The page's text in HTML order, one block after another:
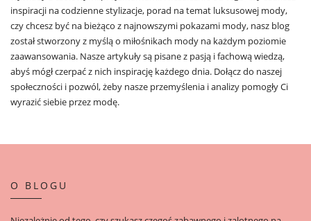
inspiracji na codzienne stylizacje, porad na temat luksusowej mody,
czy chcesz być na bieżąco z najnowszymi pokazami mody, nasz blog
został stworzony z myślą o miłośnikach mody na każdym poziomie
zaawansowania. Nasze artykuły są pisane z pasją i fachową wiedzą,
abyś mógł czerpać z nich inspirację każdego dnia. Dołącz do naszej
społeczności i pozwól, żeby nasze przemyślenia i analizy pomogły Ci
wyrazić siebie przez modę.
O BLOGU